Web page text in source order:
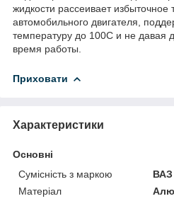
жидкости рассеивает
автомобильного двигателя,
температуру до 100С и не давая
время работы.
Приховати
Характеристики
Основні
Сумісність з маркою
ВАЗ
Матеріал